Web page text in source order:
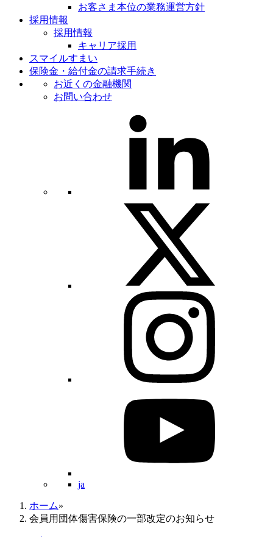
お客さま本位の業務運営方針
採用情報
採用情報
キャリア採用
スマイルすまい
保険金・給付金の請求手続き
お近くの金融機関
お問い合わせ
ja
ホーム»
会員用団体傷害保険の一部改定のお知らせ